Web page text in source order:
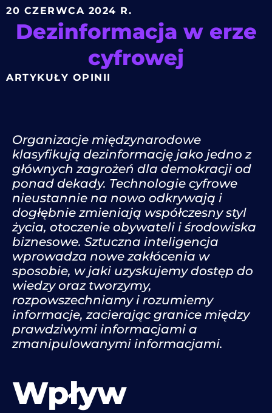
20 CZERWCA 2024 R.
Dezinformacja w erze
cyfrowej
ARTYKUŁY OPINII
Organizacje międzynarodowe
klasyfikują dezinformację jako jedno z
głównych zagrożeń dla demokracji od
ponad dekady. Technologie cyfrowe
nieustannie na nowo odkrywają i
dogłębnie zmieniają współczesny styl
życia, otoczenie obywateli i środowiska
biznesowe. Sztuczna inteligencja
wprowadza nowe zakłócenia w
sposobie, w jaki uzyskujemy dostęp do
wiedzy oraz tworzymy,
rozpowszechniamy i rozumiemy
informacje, zacierając granice między
prawdziwymi informacjami a
zmanipulowanymi informacjami.
Wpływ